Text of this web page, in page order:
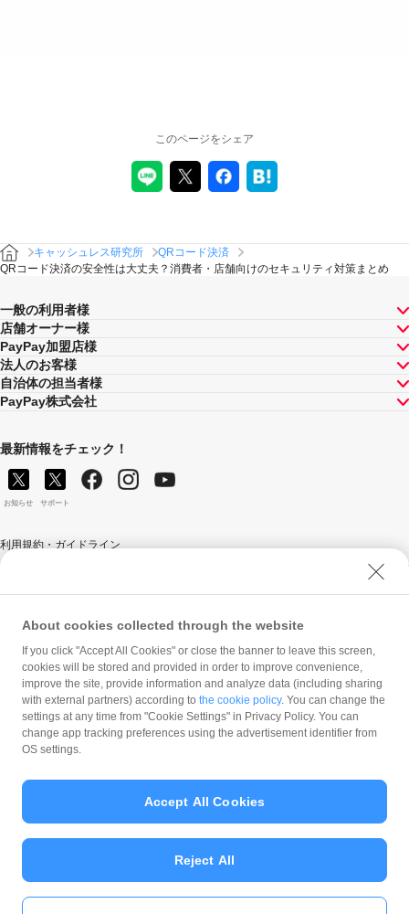
このページをシェア
キャッシュレス研究所
QRコード決済
QRコード決済の安全性は大丈夫？消費者・店舗向けのセキュリティ対策まとめ
一般の利用者様
店舗オーナー様
PayPay加盟店様
法人のお客様
自治体の担当者様
PayPay株式会社
最新情報をチェック！
お知らせ サポート
利用規約・ガイドライン
ソフトバンク人権ポリシー
PayPay Code of Ethics & Business Conduct
プライバシーポリシー
ユーザープライバシーについて
ユーザーセキュリティについて
ウェブサイト利用規約
反社会的勢力に対する方針
カスタマーハラスメントに関する当社の考え方
About cookies collected through the website
If you click "Accept All Cookies" or close the banner to leave this screen,
cookies will be stored and provided in order to improve convenience,
improve the site, provide information and analyze data (including sharing
with external partners) according to the cookie policy. You can change the
settings at any time from "Cookie Settings" in Privacy Policy. You can
change app tracking preferences using the advertisement identifier from
OS settings.
Reject All
Accept All Cookies